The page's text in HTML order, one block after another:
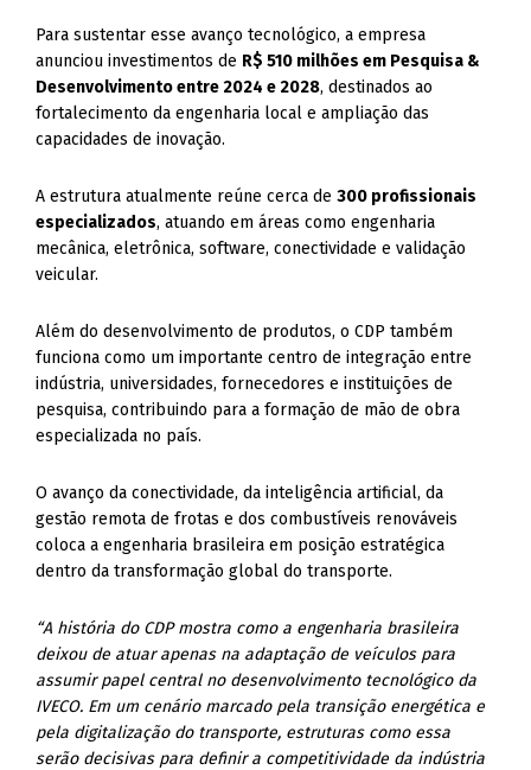
Para sustentar esse avanço tecnológico, a empresa
anunciou investimentos de R$ 510 milhões em Pesquisa &
Desenvolvimento entre 2024 e 2028, destinados ao
fortalecimento da engenharia local e ampliação das
capacidades de inovação.
A estrutura atualmente reúne cerca de300 profissionais
especializados, atuando em áreas como engenharia
mecânica, eletrônica, software, conectividade e validação
veicular.
Além do desenvolvimento de produtos, o CDP também
funciona como um importante centro de integração entre
indústria, universidades, fornecedores e instituições de
pesquisa, contribuindo para a formação de mão de obra
especializada no país.
O avanço da conectividade, da inteligência artificial, da
gestão remota de frotas e dos combustíveis renováveis
coloca a engenharia brasileira em posição estratégica
dentro da transformação global do transporte.
“A história do CDP mostra como a engenharia brasileira
deixou de atuar apenas na adaptação de veículos para
assumir papel central no desenvolvimento tecnológico da
IVECO. Em um cenário marcado pela transição energética e
pela digitalização do transporte, estruturas como essa
serão decisivas para definir a competitividade da indústria